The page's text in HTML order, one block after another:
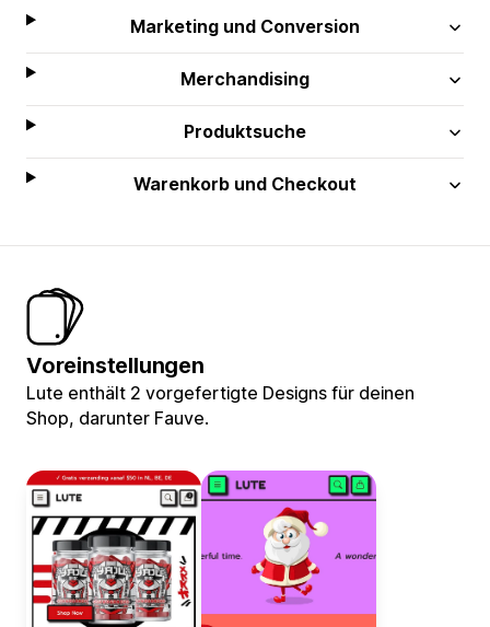
Marketing und Conversion
Merchandising
Produktsuche
Warenkorb und Checkout
Voreinstellungen
Lute enthält 2 vorgefertigte Designs für deinen
Shop, darunter Fauve.